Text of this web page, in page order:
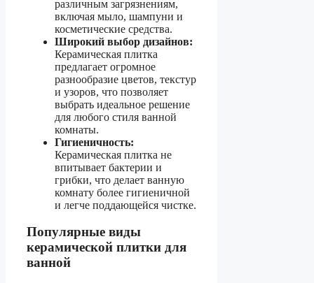
различным загрязнениям,
включая мыло, шампуни и
косметические средства.
Широкий выбор дизайнов:
Керамическая плитка
предлагает огромное
разнообразие цветов, текстур
и узоров, что позволяет
выбрать идеальное решение
для любого стиля ванной
комнаты.
Гигиеничность:
Керамическая плитка не
впитывает бактерии и
грибки, что делает ванную
комнату более гигиеничной
и легче поддающейся чистке.
Популярные виды
керамической плитки для
ванной